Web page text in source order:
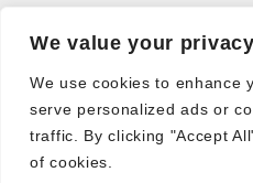
We value your privacy
We use cookies to enhance
serve personalized ads or
traffic. By clicking "Accept
of cookies.